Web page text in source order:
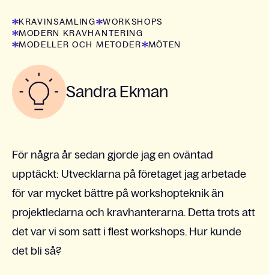
KRAVINSAMLING
WORKSHOPS
MODERN KRAVHANTERING
MODELLER OCH METODER
MÖTEN
Sandra Ekman
För några år sedan gjorde jag en oväntad
upptäckt: Utvecklarna på företaget jag arbetade
för var mycket bättre på workshopteknik än
projektledarna och kravhanterarna. Detta trots att
det var vi som satt i flest workshops. Hur kunde
det bli så?